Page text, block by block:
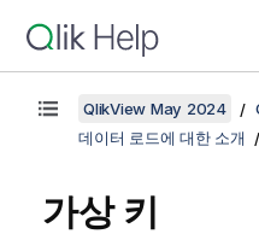
QlikView May 2024
데이터 로드에 대한 소개
가상 키